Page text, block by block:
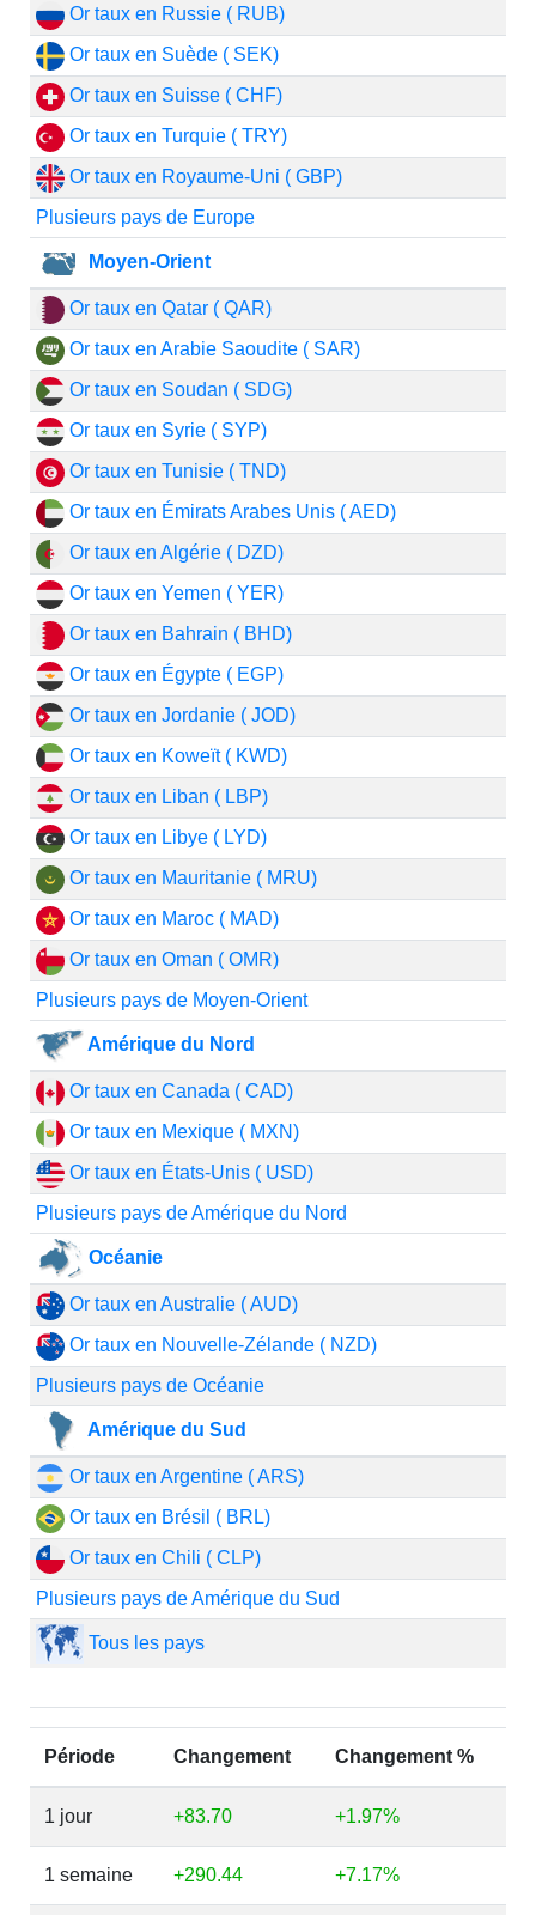
Or taux en Russie ( RUB)
Or taux en Suède ( SEK)
Or taux en Suisse ( CHF)
Or taux en Turquie ( TRY)
Or taux en Royaume-Uni ( GBP)
Plusieurs pays de Europe
Moyen-Orient
Or taux en Qatar ( QAR)
Or taux en Arabie Saoudite ( SAR)
Or taux en Soudan ( SDG)
Or taux en Syrie ( SYP)
Or taux en Tunisie ( TND)
Or taux en Émirats Arabes Unis ( AED)
Or taux en Algérie ( DZD)
Or taux en Yemen ( YER)
Or taux en Bahrain ( BHD)
Or taux en Égypte ( EGP)
Or taux en Jordanie ( JOD)
Or taux en Koweït ( KWD)
Or taux en Liban ( LBP)
Or taux en Libye ( LYD)
Or taux en Mauritanie ( MRU)
Or taux en Maroc ( MAD)
Or taux en Oman ( OMR)
Plusieurs pays de Moyen-Orient
Amérique du Nord
Or taux en Canada ( CAD)
Or taux en Mexique ( MXN)
Or taux en États-Unis ( USD)
Plusieurs pays de Amérique du Nord
Océanie
Or taux en Australie ( AUD)
Or taux en Nouvelle-Zélande ( NZD)
Plusieurs pays de Océanie
Amérique du Sud
Or taux en Argentine ( ARS)
Or taux en Brésil ( BRL)
Or taux en Chili ( CLP)
Plusieurs pays de Amérique du Sud
Tous les pays
Période Changement Changement %
1 jour +83.70 +1.97%
1 semaine +290.44 +7.17%